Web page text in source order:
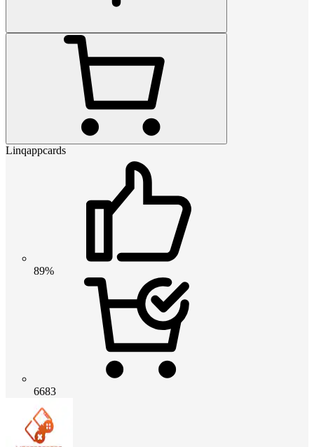
Linqappcards
89%
6683